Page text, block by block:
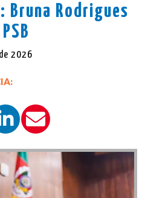
Rodrigues
2026